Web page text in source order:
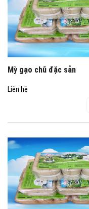
Mỳ gạo chũ đặc sản
Liên hệ